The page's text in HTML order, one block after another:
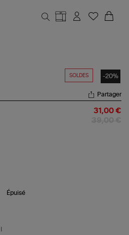
SOLDES -20%
Partager
31,00 €
Épuisé